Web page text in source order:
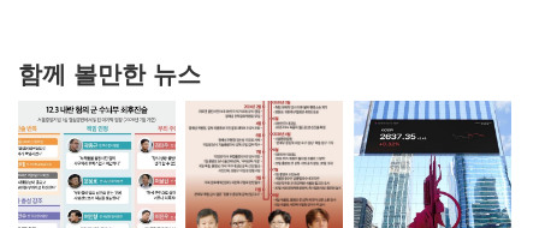
함께 볼만한 뉴스